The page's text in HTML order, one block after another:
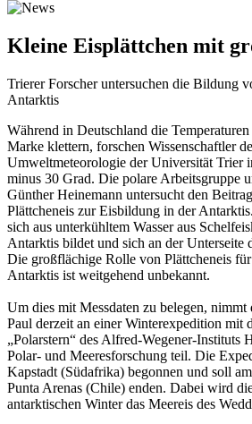
Kleine Eisplättchen mit
Trierer Forscher untersuchen die Bildung
Antarktis
Während in Deutschland die
Marke klettern, forschen Wissenschaftler
Umweltmeteorologie der Universität Trier
minus 30 Grad. Die polare Arbeitsgruppe
Günther Heinemann untersucht den
Plättcheneis zur Eisbildung in der
sich aus unterkühltem Wasser aus
Antarktis bildet und sich an der Unterseite
Die großflächige Rolle von Plättcheneis
Antarktis ist weitgehend unbekannt.
Um dies mit Messdaten zu belegen, nimmt
Paul derzeit an einer Winterexpedition mit
„Polarstern“ des Alfred-Wegener-Instituts
Polar- und Meeresforschung teil. Die
Kapstadt (Südafrika) begonnen und soll
Punta Arenas (Chile) enden. Dabei wird
antarktischen Winter das Meereis des